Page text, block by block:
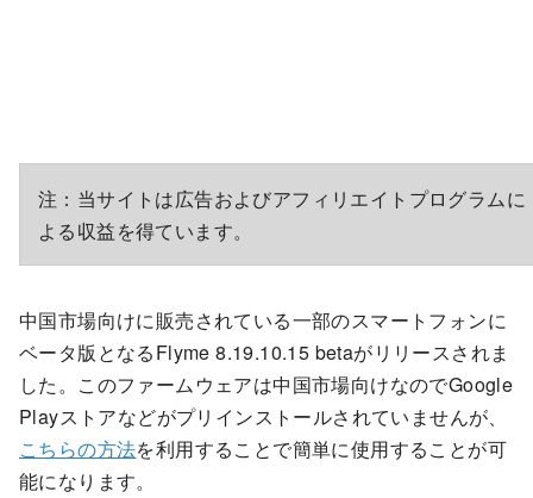
注：当サイトは広告およびアフィリエイトプログラムに
よる収益を得ています。
中国市場向けに販売されている一部のスマートフォンに
ベータ版となるFlyme 8.19.10.15 betaがリリースされま
した。このファームウェアは中国市場向けなのでGoogle
Playストアなどがプリインストールされていませんが、
こちらの方法を利用することで簡単に使用することが可
能になります。